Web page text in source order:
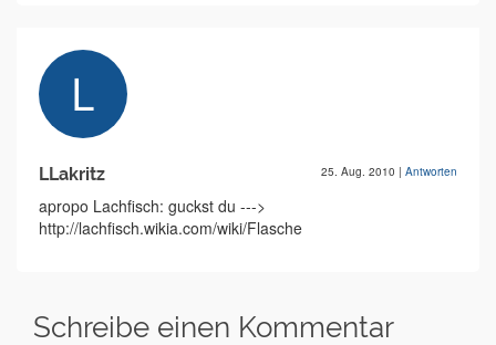
LLakritz 25. Aug. 2010 | Antworten
apropo Lachfisch: guckst du --->
http://lachfisch.wikia.com/wiki/Flasche
Schreibe einen Kommentar